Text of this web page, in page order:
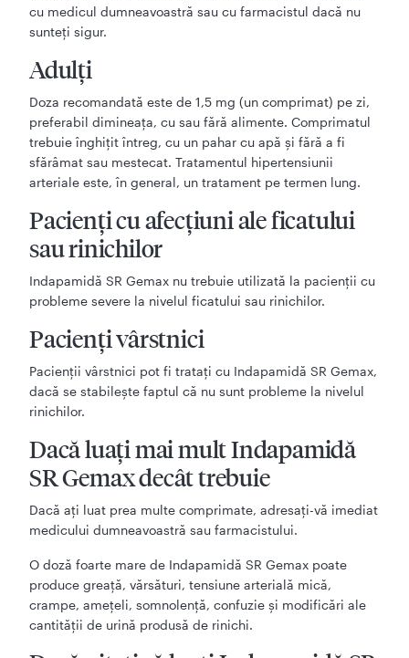
cu medicul dumneavoastră sau cu farmacistul dacă nu
sunteţi sigur.
Adulţi
Doza recomandată este de 1,5 mg (un comprimat) pe zi,
preferabil dimineaţa, cu sau fără alimente. Comprimatul
trebuie înghiţit întreg, cu un pahar cu apă şi fără a fi
sfărâmat sau mestecat. Tratamentul hipertensiunii
arteriale este, în general, un tratament pe termen lung.
Pacienţi cu afecțiuni ale ficatului
sau rinichilor
Indapamidă SR Gemax nu trebuie utilizată la pacienţii cu
probleme severe la nivelul ficatului sau rinichilor.
Pacienţi vârstnici
Pacienţii vârstnici pot fi trataţi cu Indapamidă SR Gemax,
dacă se stabileşte faptul că nu sunt probleme la nivelul
rinichilor.
Dacă luaţi mai mult Indapamidă
SR Gemax decât trebuie
Dacă aţi luat prea multe comprimate, adresaţi-vă imediat
medicului dumneavoastră sau farmacistului.
O doză foarte mare de Indapamidă SR Gemax poate
produce greaţă, vărsături, tensiune arterială mică,
crampe, ameţeli, somnolenţă, confuzie şi modificări ale
cantităţii de urină produsă de rinichi.